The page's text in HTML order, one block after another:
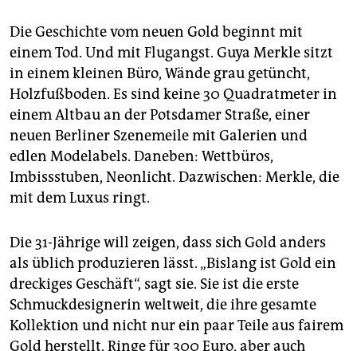
unterstützen
abo
genossenschaft
epaper login
Die Geschichte vom neuen Gold beginnt mit
einem Tod. Und mit Flugangst. Guya Merkle sitzt
in einem kleinen Büro, Wände grau getüncht,
Holzfußboden. Es sind keine 30 Quadratmeter in
einem Altbau an der Potsdamer Straße, einer
neuen Berliner Szenemeile mit Galerien und
edlen Modelabels. Daneben: Wettbüros,
Imbissstuben, Neonlicht. Dazwischen: Merkle, die
mit dem Luxus ringt.
Die 31-Jährige will zeigen, dass sich Gold anders
als üblich produzieren lässt. „Bislang ist Gold ein
dreckiges Geschäft“, sagt sie. Sie ist die erste
Schmuckdesignerin weltweit, die ihre gesamte
Kollektion und nicht nur ein paar Teile aus fairem
Gold herstellt. Ringe für 300 Euro, aber auch